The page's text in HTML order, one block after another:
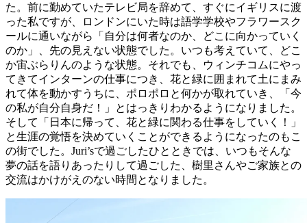
た。前に勤めていたテレビ局を辞めて、すぐにイギリスに渡
った私ですが、ロンドンにいた時は語学学校やフラワースク
ールに通いながら「自分は何者なのか、どこに向かっていく
のか」、先の見えない状態でした。いつも考えていて、どこ
か宙ぶらりんのような状態。それでも、ウィンチコムにやっ
てきてインターンの仕事につき、花と緑に囲まれて土にまみ
れて体を動かすうちに、ポロポロと何かが取れていき、「今
の私が自分自身だ！」とはっきりわかるようになりました。
そして「日本に帰って、花と緑に関わる仕事をしていく！」
と生涯の覚悟を決めていくことができるようになったのもこ
の街でした。Juri’sで過ごしたひとときでは、いつもそんな
夢の話を語りあったりして過ごした、樹里さんやご家族との
交流はかけがえのない時間となりました。